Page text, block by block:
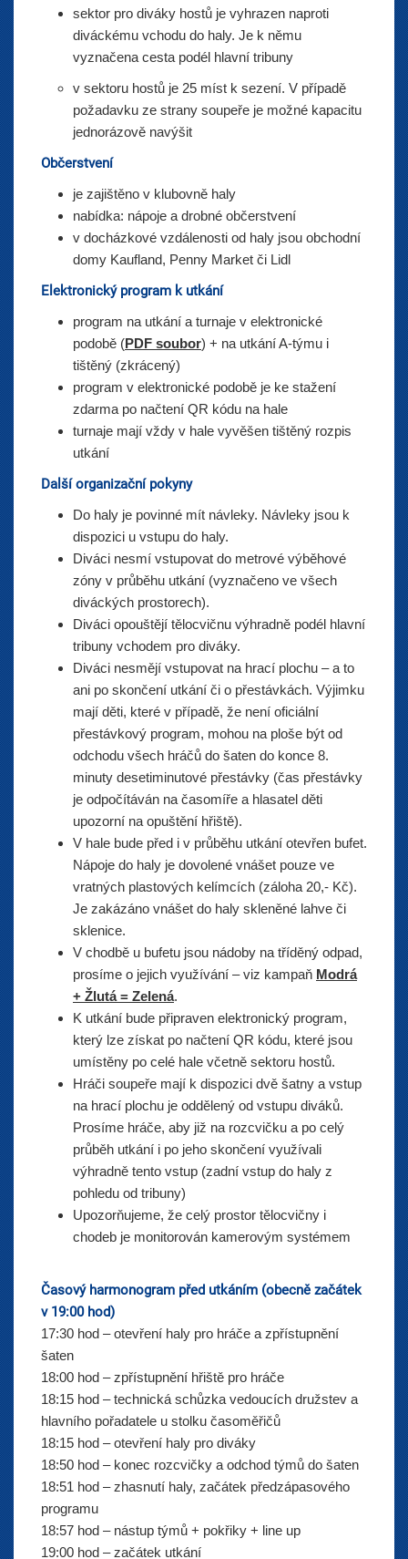
sektor pro diváky hostů je vyhrazen naproti
diváckému vchodu do haly. Je k němu
vyznačena cesta podél hlavní tribuny
v sektoru hostů je 25 míst k sezení. V případě
požadavku ze strany soupeře je možné kapacitu
jednorázově navýšit
Občerstvení
je zajištěno v klubovně haly
nabídka: nápoje a drobné občerstvení
v docházkové vzdálenosti od haly jsou obchodní
domy Kaufland, Penny Market či Lidl
Elektronický program k utkání
program na utkání a turnaje v elektronické
podobě (PDF soubor) + na utkání A-týmu i
tištěný (zkrácený)
program v elektronické podobě je ke stažení
zdarma po načtení QR kódu na hale
turnaje mají vždy v hale vyvěšen tištěný rozpis
utkání
Další organizační pokyny
Do haly je povinné mít návleky. Návleky jsou k
dispozici u vstupu do haly.
Diváci nesmí vstupovat do metrové výběhové
zóny v průběhu utkání (vyznačeno ve všech
diváckých prostorech).
Diváci opouštějí tělocvičnu výhradně podél hlavní
tribuny vchodem pro diváky.
Diváci nesmějí vstupovat na hrací plochu – a to
ani po skončení utkání či o přestávkách. Výjimku
mají děti, které v případě, že není oficiální
přestávkový program, mohou na ploše být od
odchodu všech hráčů do šaten do konce 8.
minuty desetiminutové přestávky (čas přestávky
je odpočítáván na časomíře a hlasatel děti
upozorní na opuštění hřiště).
V hale bude před i v průběhu utkání otevřen bufet.
Nápoje do haly je dovolené vnášet pouze ve
vratných plastových kelímcích (záloha 20,- Kč).
Je zakázáno vnášet do haly skleněné lahve či
sklenice.
V chodbě u bufetu jsou nádoby na tříděný odpad,
prosíme o jejich využívání – viz kampaň Modrá
+ Žlutá = Zelená.
K utkání bude připraven elektronický program,
který lze získat po načtení QR kódu, které jsou
umístěny po celé hale včetně sektoru hostů.
Hráči soupeře mají k dispozici dvě šatny a vstup
na hrací plochu je oddělený od vstupu diváků.
Prosíme hráče, aby již na rozcvičku a po celý
průběh utkání i po jeho skončení využívali
výhradně tento vstup (zadní vstup do haly z
pohledu od tribuny)
Upozorňujeme, že celý prostor tělocvičny i
chodeb je monitorován kamerovým systémem
Časový harmonogram před utkáním (obecně začátek
v 19:00 hod)
17:30 hod – otevření haly pro hráče a zpřístupnění
šaten
18:00 hod – zpřístupnění hřiště pro hráče
18:15 hod – technická schůzka vedoucích družstev a
hlavního pořadatele u stolku časoměřičů
18:15 hod – otevření haly pro diváky
18:50 hod – konec rozcvičky a odchod týmů do šaten
18:51 hod – zhasnutí haly, začátek předzápasového
programu
18:57 hod – nástup týmů + pokřiky + line up
19:00 hod – začátek utkání